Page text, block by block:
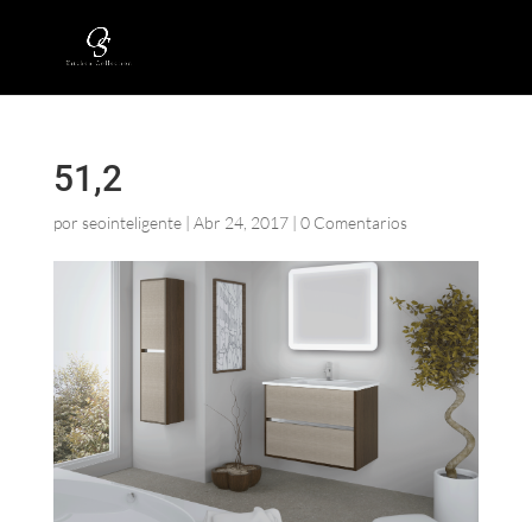
51,2
por seointeligente| Abr 24, 2017| 0 Comentarios